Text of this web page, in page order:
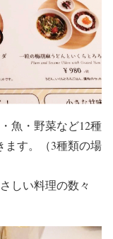
魚・野菜など12種
ます。（3種類の場
しい料理の数々